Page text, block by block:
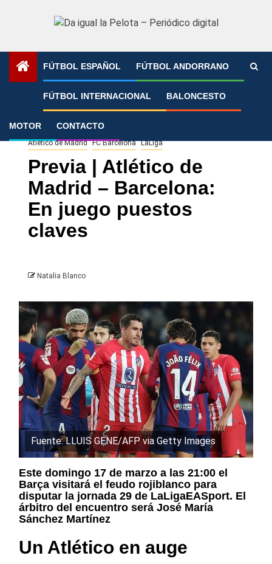
FÚTBOL ESPAÑOL FÚTBOL ANDORRANO
FÚTBOL INTERNACIONAL BALONCESTO
MOTOR CONTACTO
»
Atlético de Madrid FC Barcelona LaLiga
Previa | Atlético de
Madrid – Barcelona:
En juego puestos
claves
Natalia Blanco
Fuente: LLUIS GENE/AFP via Getty Images
Este domingo 17 de marzo a las 21:00 el
Barça visitará el feudo rojiblanco para
disputar la jornada 29 de LaLigaEASport. El
árbitro del encuentro será José María
Sánchez Martínez
Un Atlético en auge